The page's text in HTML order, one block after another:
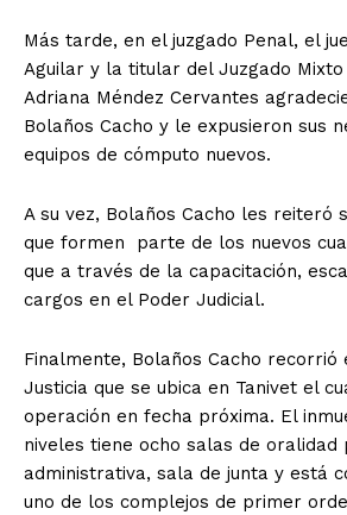
Más tarde, en el juzgado Penal, el
Aguilar y la titular del Juzgado Mixto
Adriana Méndez Cervantes
Bolaños Cacho y le expusieron sus
equipos de cómputo nuevos.
A su vez, Bolaños Cacho les reiteró
que formen parte de los nuevos
que a través de la capacitación,
cargos en el Poder Judicial.
Finalmente, Bolaños Cacho recorrió
Justicia que se ubica en Tanivet el
operación en fecha próxima. El
niveles tiene ocho salas de oralidad
administrativa, sala de junta y está
uno de los complejos de primer